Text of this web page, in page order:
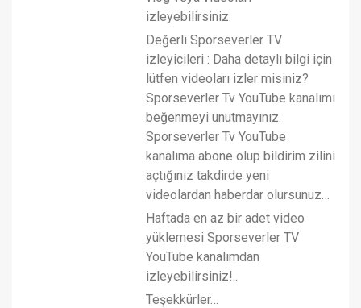
izleyebilirsiniz.
Değerli Sporseverler TV
izleyicileri : Daha detaylı bilgi için
lütfen videoları izler misiniz?
Sporseverler Tv YouTube kanalımı
beğenmeyi unutmayınız.
Sporseverler Tv YouTube
kanalıma abone olup bildirim zilini
açtığınız takdirde yeni
videolardan haberdar olursunuz…
Haftada en az bir adet video
yüklemesi Sporseverler TV
YouTube kanalımdan
izleyebilirsiniz!..
Teşekkürler…